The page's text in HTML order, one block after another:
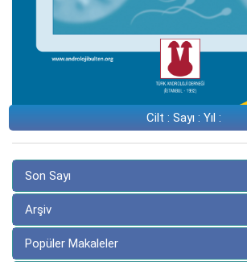
Cilt : Sayı : Yıl :
Son Sayı
Arşiv
Popüler Makaleler